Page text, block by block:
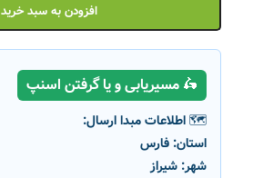
افزودن به سبد خرید
🛵 مسیریابی و یا گرفتن اسنپ
🗺️ اطلاعات مبدا ارسال:
استان: فارس
شهر: شیراز